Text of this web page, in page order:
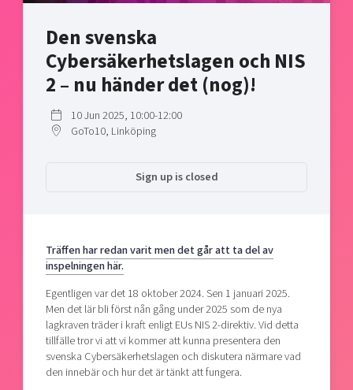
Bright East
Reversed mentorship
Current offers and activities
Talent & skills
Startup & industry collaboration
Offers to boost your business
Projects
Publications
Project toolbox
Today's lunch in Mjärdevi
Den svenska
Cybersäkerhetslagen och NIS
2 – nu händer det (nog)!
10 Jun 2025, 10:00-12:00
GoTo10, Linköping
Sign up is closed
Träffen har redan varit men det går att ta del av
inspelningen här.
Egentligen var det 18 oktober 2024. Sen 1 januari 2025.
Men det lär bli först nån gång under 2025 som de nya
lagkraven träder i kraft enligt EUs NIS 2-direktiv. Vid detta
tillfälle tror vi att vi kommer att kunna presentera den
svenska Cybersäkerhetslagen och diskutera närmare vad
den innebär och hur det är tänkt att fungera.